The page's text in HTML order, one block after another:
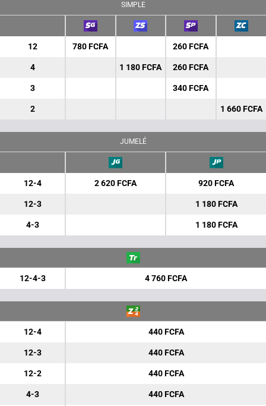
SIMPLE
12 780 FCFA 260 FCFA
4 1 180 FCFA 260 FCFA
3 340 FCFA
2 1 660 FCFA
JUMELÉ
12-4 2 620 FCFA 920 FCFA
12-3 1 180 FCFA
4-3 1 180 FCFA
12-4-3 4 760 FCFA
12-4 440 FCFA
12-3 440 FCFA
12-2 440 FCFA
4-3 440 FCFA